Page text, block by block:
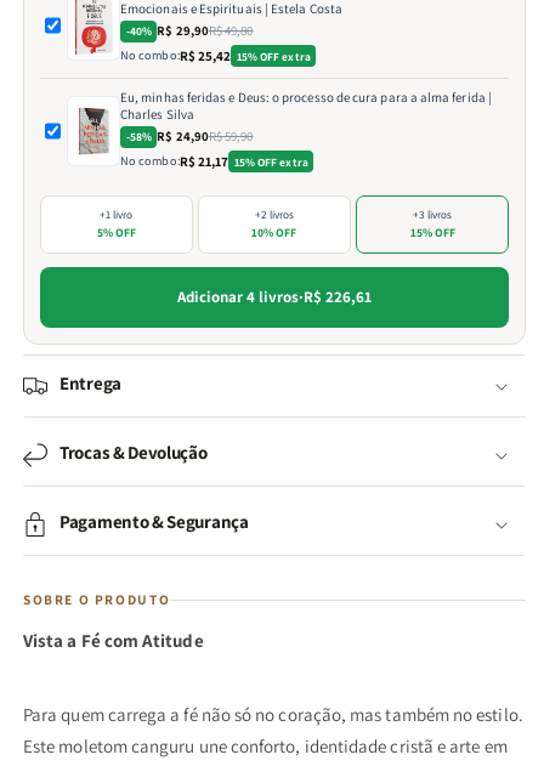
Emocionais e Espirituais | Estela Costa
-40% R$ 29,90R$ 49,80
No combo:R$ 25,42 15% OFF extra
Eu, minhas feridas e Deus: o processo de cura para a alma ferida |
Charles Silva
-58% R$ 24,90R$ 59,90
No combo:R$ 21,17 15% OFF extra
+1 livro
5% OFF
+2 livros
10% OFF
+3 livros
15% OFF
Adicionar 4 livros·R$ 226,61
Entrega
Trocas & Devolução
Pagamento & Segurança
SOBRE O PRODUTO
Vista a Fé com Atitude
Para quem carrega a fé não só no coração, mas também no estilo.
Este moletom canguru une conforto, identidade cristã e arte em